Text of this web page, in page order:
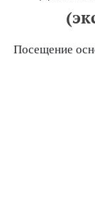
Посещение